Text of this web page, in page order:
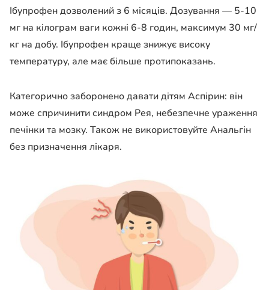
Ібупрофен дозволений з 6 місяців. Дозування — 5-10
мг на кілограм ваги кожні 6-8 годин, максимум 30 мг/
кг на добу. Ібупрофен краще знижує високу
температуру, але має більше протипоказань.
Категорично заборонено давати дітям Аспірин: він
може спричинити синдром Рея, небезпечне ураження
печінки та мозку. Також не використовуйте Анальгін
без призначення лікаря.